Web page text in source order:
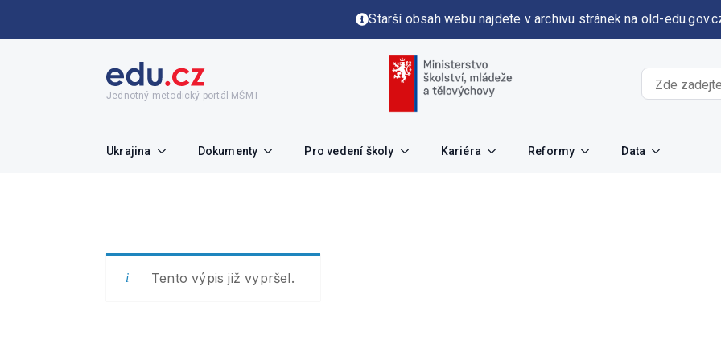
Starší obsah webu najdete v archivu stránek na old-
Jednotný metodický portál MŠMT
Ukrajina Dokumenty Pro vedení školy Kariéra Reformy Data
Tento výpis již vypršel.